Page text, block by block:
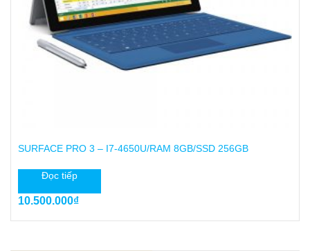
SURFACE PRO 3 – I7-4650U/RAM 8GB/SSD 256GB
Đọc tiếp
10.500.000₫